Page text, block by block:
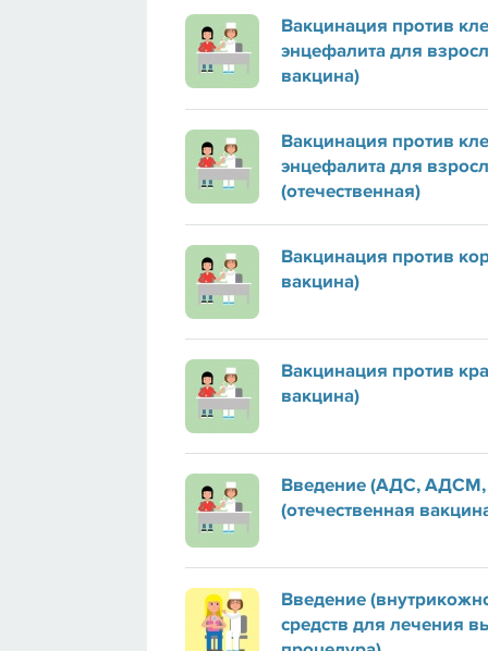
Вакцинация против
энцефалита для
вакцина)
Вакцинация против
энцефалита для
(отечественная)
Вакцинация против
вакцина)
Вакцинация против
вакцина)
Введение (АДС,
(отечественная
Введение
средств для лечения